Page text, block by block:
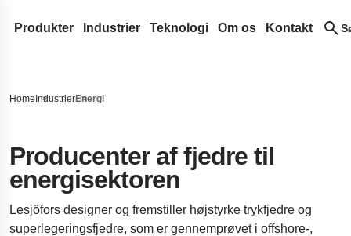
Produkter
Trykfjedre
Ringfjedre
Torsionsstangfjedre
Torsionsfjedre
Bølgefjedre
Flade fjedre
Kraftfjedre
Spiral-torsionsfjedre
Trykgasfjedre
Dynamiske gasfjedre
Låsbare gasfjedre
NitroSprings
Metaltransportbånd
Buk og stansedele
Bøsninger
Seegerringe og låseringe
Standardfjedre
Portfjedre
Industrier
Automotive Eftermarkedsfjedre
Luft- og rumfart
Forsvar
Elektronik
Teknologi
Innovation
Service
Om os
Karriere
Certifikater
Kontakt
Home IndustrierEnergi
Producenter af fjedre til
energisektoren
Lesjöfors designer og fremstiller højstyrke trykfjedre og
superlegeringsfjedre, som er gennemprøvet i offshore-,